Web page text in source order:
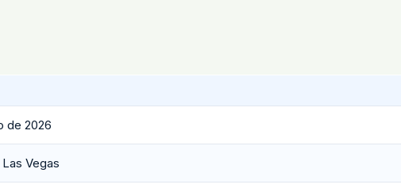
de 2026
Vegas